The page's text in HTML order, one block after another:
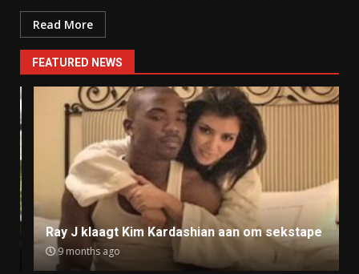
Read More
FEATURED NEWS
Ray J klaagt Kim Kardashian aan om sekstape
9 months ago